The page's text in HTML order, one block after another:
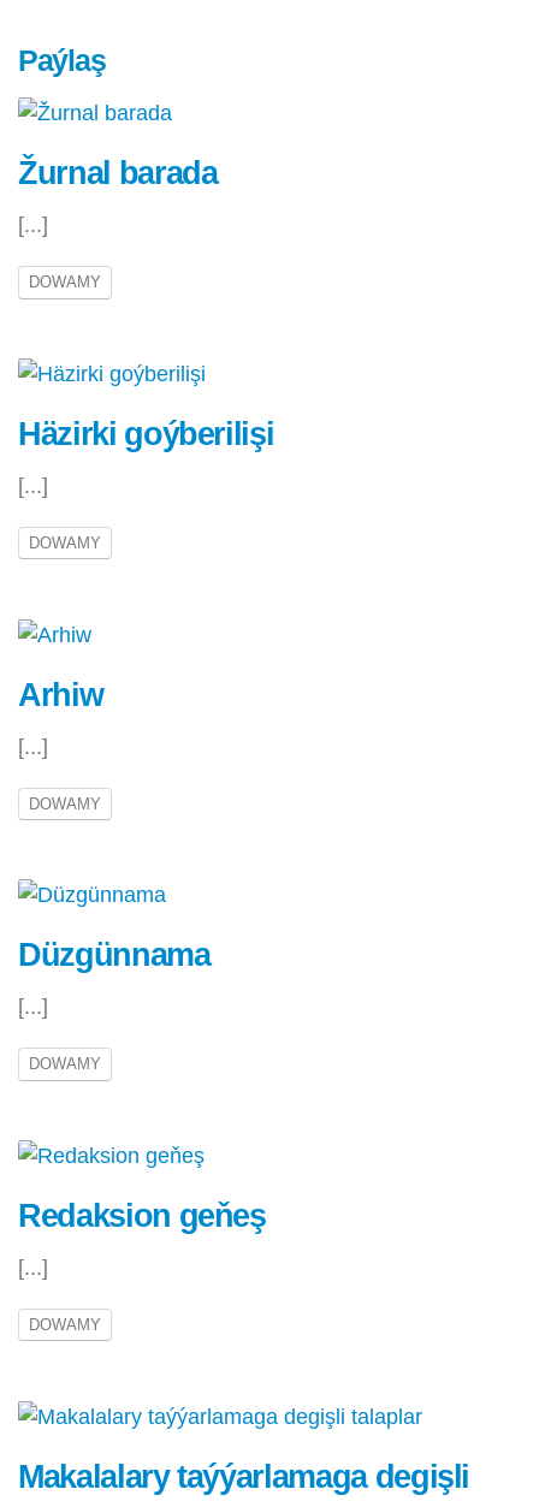
Paýlaş
Žurnal barada
[...]
DOWAMY
Häzirki goýberilişi
[...]
DOWAMY
Arhiw
[...]
DOWAMY
Düzgünnama
[...]
DOWAMY
Redaksion geňeş
[...]
DOWAMY
Makalalary taýýarlamaga degişli